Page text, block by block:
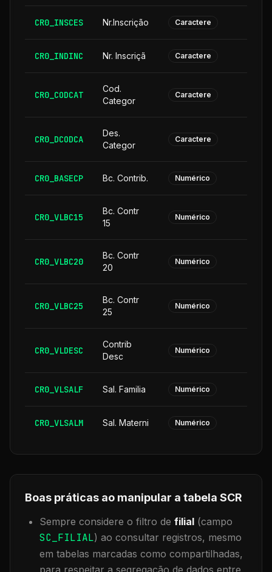
CR0_INSCES Nr.Inscrição Caractere
CR0_INDINC Nr. Inscriçã Caractere
CR0_CODCAT
Cod.
Categor
Caractere
CR0_DCODCA
Des.
Categor
Caractere
CR0_BASECP Bc. Contrib. Numérico
CR0_VLBC15
Bc. Contr
15
Numérico
CR0_VLBC20
Bc. Contr
20
Numérico
CR0_VLBC25
Bc. Contr
25
Numérico
CR0_VLDESC
Contrib
Desc
Numérico
CR0_VLSALF Sal. Familia Numérico
CR0_VLSALM Sal. Materni Numérico
Boas práticas ao manipular a tabela SCR
Sempre considere o filtro de filial (campo
SC_FILIAL) ao consultar registros, mesmo
em tabelas marcadas como compartilhadas,
para respeitar a segregação de dados entre